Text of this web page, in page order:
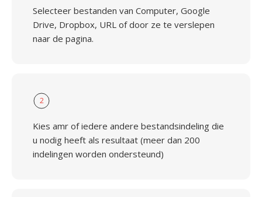
Selecteer bestanden van Computer, Google
Drive, Dropbox, URL of door ze te verslepen
naar de pagina.
2
Kies amr of iedere andere bestandsindeling die
u nodig heeft als resultaat (meer dan 200
indelingen worden ondersteund)